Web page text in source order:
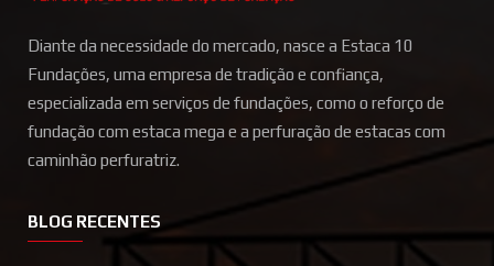
Diante da necessidade do mercado, nasce a Estaca 10
Fundações, uma empresa de tradição e confiança,
especializada em serviços de fundações, como o reforço de
fundação com estaca mega e a perfuração de estacas com
caminhão perfuratriz.
BLOG RECENTES